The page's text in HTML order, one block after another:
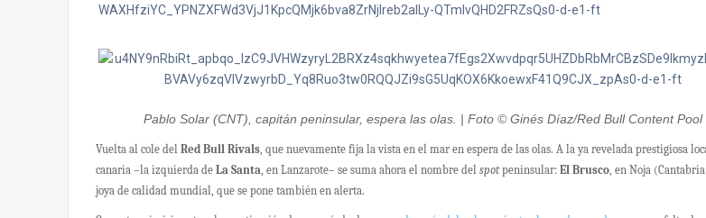
Pablo Solar (CNT), capitán peninsular, espera las olas. | Foto © Ginés Díaz/Red Bull Content Pool
Vuelta al cole del Red Bull Rivals, que nuevamente fija la vista en el mar en espera de las olas. A la ya revelada prestigiosa
canaria –la izquierda de La Santa, en Lanzarote– se suma ahora el nombre del spotpeninsular: El Brusco, en Noja
joya de calidad mundial, que se pone también en alerta.